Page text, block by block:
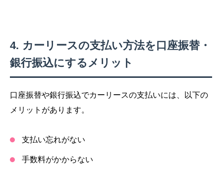
カーリースの支払い方法を口座振替・
銀行振込にするメリット
口座振替や銀行振込でカーリースの支払いには、以下の
メリットがあります。
支払い忘れがない
手数料がかからない